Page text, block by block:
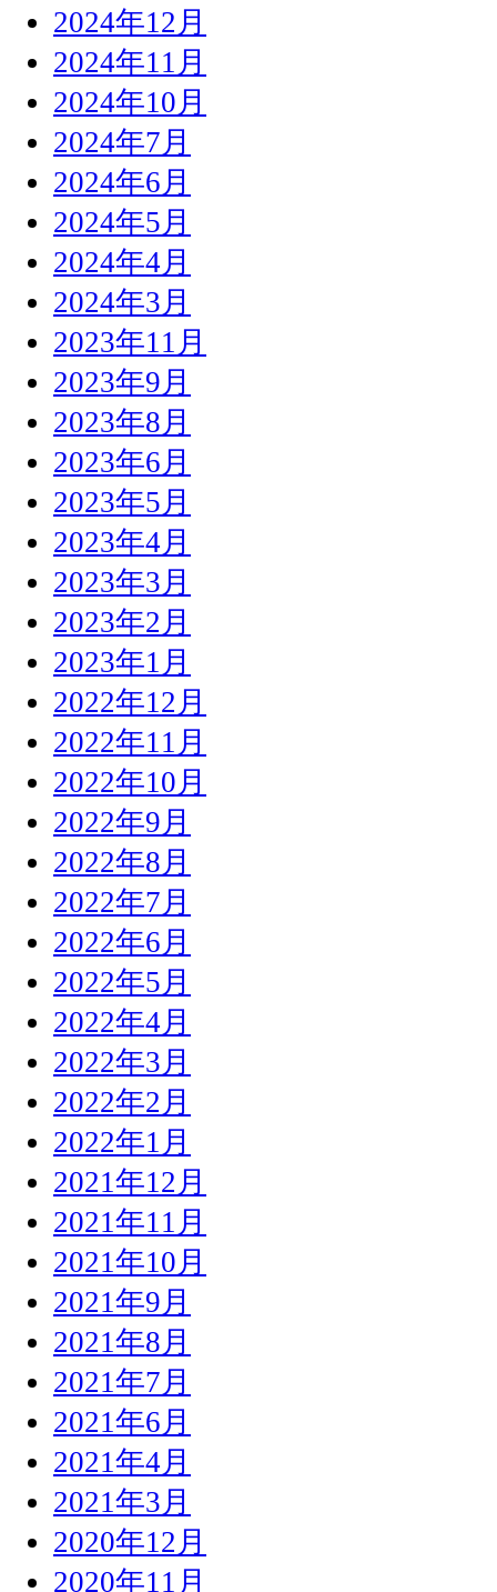
2024年12月
2024年11月
2024年10月
2024年7月
2024年6月
2024年5月
2024年4月
2024年3月
2023年11月
2023年9月
2023年8月
2023年6月
2023年5月
2023年4月
2023年3月
2023年2月
2023年1月
2022年12月
2022年11月
2022年10月
2022年9月
2022年8月
2022年7月
2022年6月
2022年5月
2022年4月
2022年3月
2022年2月
2022年1月
2021年12月
2021年11月
2021年10月
2021年9月
2021年8月
2021年7月
2021年6月
2021年4月
2021年3月
2020年12月
2020年11月